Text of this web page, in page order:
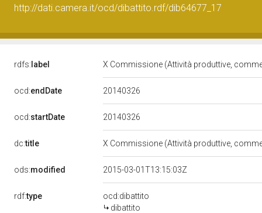
http://dati.camera.it/ocd/dibattito.rdf/dib64677_17
rdfs: label X Commissione (Attività produttive,
ocd:endDate 20140326
ocd:startDate 20140326
dc:title X Commissione (Attività produttive,
ods:modified 2015-03-01T13:15:03Z
rdf:type
ocd:dibattito
dibattito